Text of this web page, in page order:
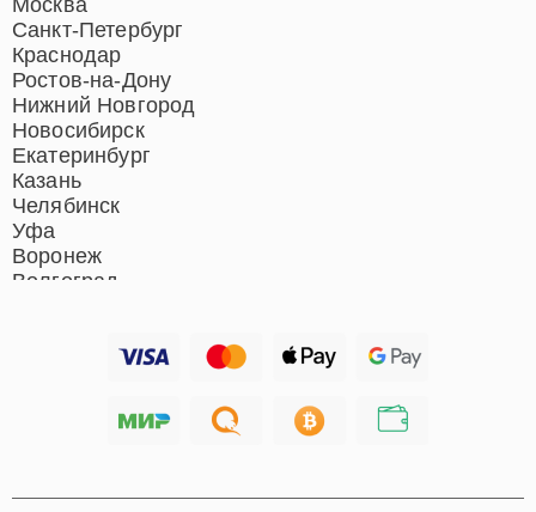
Санкт-Петербург
Краснодар
Ростов-на-Дону
Нижний Новгород
Новосибирск
Екатеринбург
Казань
Челябинск
Уфа
Воронеж
Волгоград
Хабаровск
Иркутск
Ремонт гладильных систем
Ремонт отпаривателей
Ремонт вертикальных
пылесосов